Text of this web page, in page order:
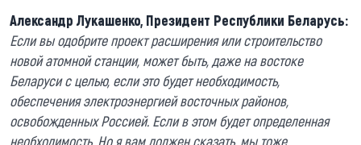
Александр Лукашенко, Президент Республики Беларусь:
Если вы одобрите проект расширения или строительство
новой атомной станции, может быть, даже на востоке
Беларуси с целью, если это будет необходимость,
обеспечения электроэнергией восточных районов,
освобожденных Россией. Если в этом будет определенная
необходимость. Но я вам должен сказать, мы тоже